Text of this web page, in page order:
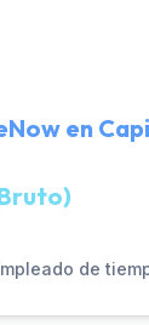
en
de